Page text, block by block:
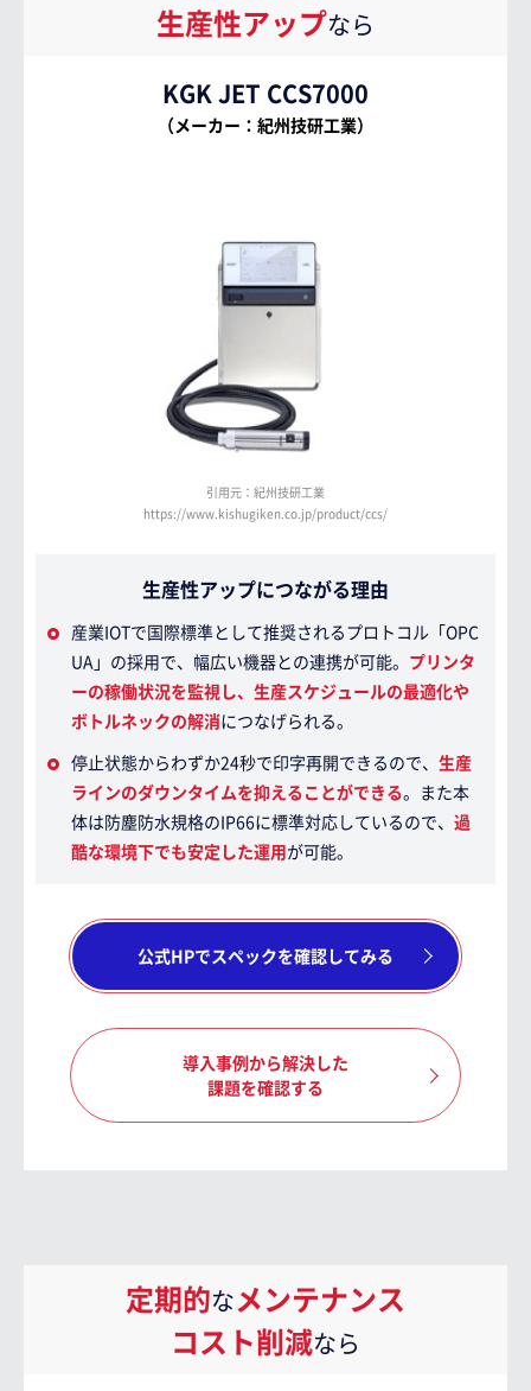
生産性アップなら
KGK JET CCS7000
（メーカー：紀州技研工業）
引用元：紀州技研工業
https://www.kishugiken.co.jp/product/ccs/
生産性アップにつながる理由
産業IOTで国際標準として推奨されるプロトコル「OPC
UA」の採用で、幅広い機器との連携が可能。 プリンタ
ーの稼働状況を監視し、生産スケジュールの最適化や
ボトルネックの解消につなげられる。
停止状態からわずか24秒で印字再開できるので、 生産
ラインのダウンタイムを抑えることができる。また本
体は防塵防水規格のIP66に標準対応しているので、 過
酷な環境下でも安定した運用が可能。
公式HPでスペックを確認してみる
導入事例から解決した
課題を確認する
定期的なメンテナンス
コスト削減なら